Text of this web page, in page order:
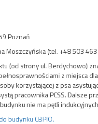
Poznań
Moszczyńska (tel. +48 503
(od strony ul. Berdychowo)
z miejsca
korzystającej z psa
pracownika PCSS. Dalsze
nie ma pętli
budynku CBPIO.